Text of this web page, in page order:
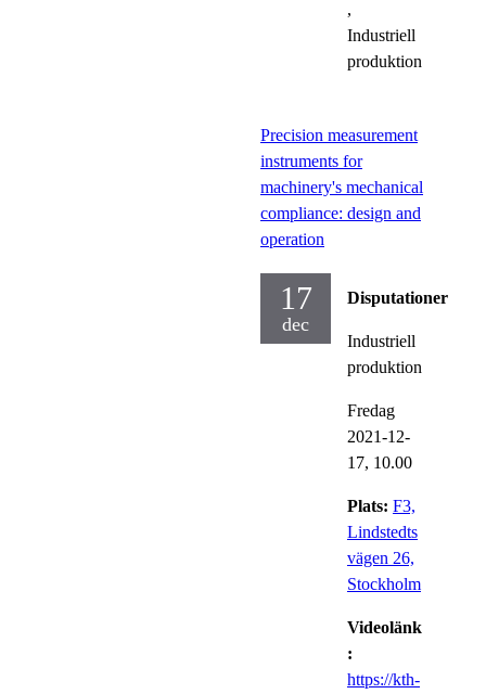
,
Industriell
produktion
Precision measurement
instruments for
machinery's mechanical
compliance: design and
operation
17
dec
Disputationer
Industriell
produktion
Fredag
2021-12-
17, 10.00
Plats: F3,
Lindstedts
vägen 26,
Stockholm
Videolänk
:
https://kth-